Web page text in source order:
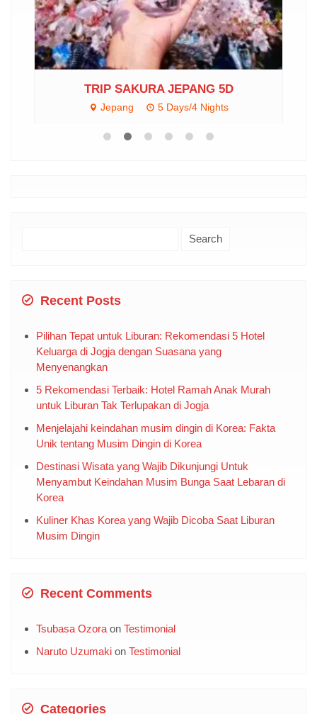
TRIP SAKURA JEPANG 5D
Jepang 5 Days/4 Nights
Rp 17.500.000 / pax
Recent Posts
Pilihan Tepat untuk Liburan: Rekomendasi 5 Hotel
Keluarga di Jogja dengan Suasana yang
Menyenangkan
5 Rekomendasi Terbaik: Hotel Ramah Anak Murah
untuk Liburan Tak Terlupakan di Jogja
Menjelajahi keindahan musim dingin di Korea: Fakta
Unik tentang Musim Dingin di Korea
Destinasi Wisata yang Wajib Dikunjungi Untuk
Menyambut Keindahan Musim Bunga Saat Lebaran di
Korea
Recent Comments